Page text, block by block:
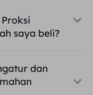
saya beli?
dan